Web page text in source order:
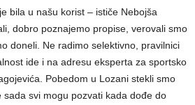
bila u našu korist – ističe Nebojša
dobro poznajemo propise, verovali smo
doneli. Ne radimo selektivno, pravilnici
ide i na adresu eksperta za sportsko
Pobedom u Lozani stekli smo
svi mogu pozvati kada dođe do